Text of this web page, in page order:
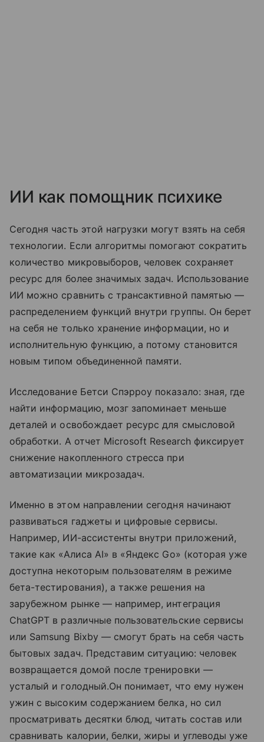
ИИ как помощник психике
Сегодня часть этой нагрузки могут взять на себя
технологии. Если алгоритмы помогают сократить
количество микровыборов, человек сохраняет
ресурс для более значимых задач. Использование
ИИ можно сравнить с трансактивной памятью —
распределением функций внутри группы. Он берет
на себя не только хранение информации, но и
исполнительную функцию, а потому становится
новым типом объединенной памяти.
Исследование Бетси Спэрроу показало: зная, где
найти информацию, мозг запоминает меньше
деталей и освобождает ресурс для смысловой
обработки. А отчет Microsoft Research фиксирует
снижение накопленного стресса при
автоматизации микрозадач.
Именно в этом направлении сегодня начинают
развиваться гаджеты и цифровые сервисы.
Например, ИИ-ассистенты внутри приложений,
такие как «Алиса AI» в «Яндекс Go» (которая уже
доступна некоторым пользователям в режиме
бета-тестирования), а также решения на
зарубежном рынке — например, интеграция
ChatGPT в различные пользовательские сервисы
или Samsung Bixby — смогут брать на себя часть
бытовых задач. Представим ситуацию: человек
возвращается домой после тренировки —
усталый и голодный.Он понимает, что ему нужен
ужин с высоким содержанием белка, но сил
просматривать десятки блюд, читать состав или
сравнивать калории, белки, жиры и углеводы уже